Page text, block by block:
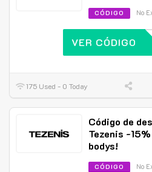
CÓDIGO No
VER CÓDIGO
175 Used - 0 Today
Código de
Tezenis -
bodys!
CÓDIGO No